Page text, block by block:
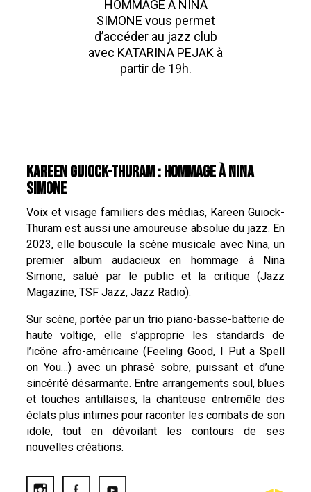
HOMMAGE À NINA
SIMONE vous permet
d’accéder au jazz club
avec KATARINA PEJAK à
partir de 19h.
KAREEN GUIOCK-THURAM : HOMMAGE À NINA
SIMONE
Voix et visage familiers des médias, Kareen Guiock-
Thuram est aussi une amoureuse absolue du jazz. En
2023, elle bouscule la scène musicale avec Nina, un
premier album audacieux en hommage à Nina
Simone, salué par le public et la critique (Jazz
Magazine, TSF Jazz, Jazz Radio).
Sur scène, portée par un trio piano-basse-batterie de
haute voltige, elle s’approprie les standards de
l’icône afro-américaine (Feeling Good, I Put a Spell
on You…) avec un phrasé sobre, puissant et d’une
sincérité désarmante. Entre arrangements soul, blues
et touches antillaises, la chanteuse entremêle des
éclats plus intimes pour raconter les combats de son
idole, tout en dévoilant les contours de ses
nouvelles créations.